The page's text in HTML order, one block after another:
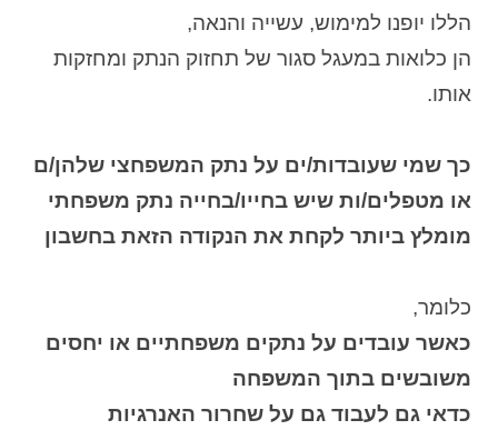
הללו יופנו למימוש, עשייה והנאה,
הן כלואות במעגל סגור של תחזוק הנתק ומחזקות
אותו.
כך שמי שעובדות/ים על נתק המשפחצי שלהן/ם
או מטפלים/ות שיש בחייו/בחייה נתק משפחתי
מומלץ ביותר לקחת את הנקודה הזאת בחשבון
כלומר,
כאשר עובדים על נתקים משפחתיים או יחסים
משובשים בתוך המשפחה
כדאי גם לעבוד גם על שחרור האנרגיות